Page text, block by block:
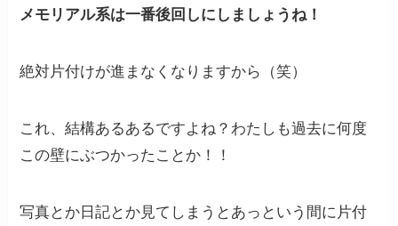
メモリアル系は一番後回しにしましょうね！
絶対片付けが進まなくなりますから（笑）
これ、結構あるあるですよね？わたしも過去に何度
この壁にぶつかったことか！！
写真とか日記とか見てしまうとあっという間に片付